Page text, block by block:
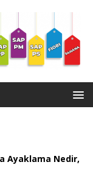
Ayaklama Nedir,